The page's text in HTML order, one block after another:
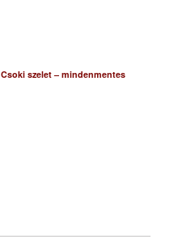
Csoki szelet – mindenmentes